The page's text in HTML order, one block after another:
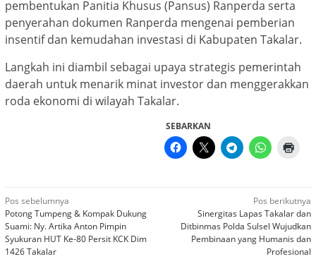
pembentukan Panitia Khusus (Pansus) Ranperda serta
penyerahan dokumen Ranperda mengenai pemberian
insentif dan kemudahan investasi di Kabupaten Takalar.
Langkah ini diambil sebagai upaya strategis pemerintah
daerah untuk menarik minat investor dan menggerakkan
roda ekonomi di wilayah Takalar.
SEBARKAN
Navigasi
pos
Pos sebelumnya
Potong Tumpeng & Kompak Dukung
Suami: Ny. Artika Anton Pimpin
Syukuran HUT Ke-80 Persit KCK Dim
1426 Takalar
Pos berikutnya
Sinergitas Lapas Takalar dan
Ditbinmas Polda Sulsel Wujudkan
Pembinaan yang Humanis dan
Profesional